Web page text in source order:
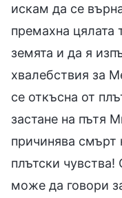
искам да се
премахна цялата
земята и да я
хвалебствия за
се откъсна от
застане на пътя
причинява смърт
плътски чувства!
може да говори